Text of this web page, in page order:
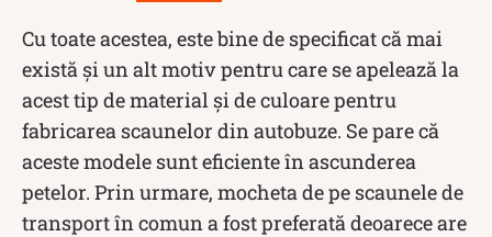
Cu toate acestea, este bine de specificat că mai
există și un alt motiv pentru care se apelează la
acest tip de material și de culoare pentru
fabricarea scaunelor din autobuze. Se pare că
aceste modele sunt eficiente în ascunderea
petelor. Prin urmare, mocheta de pe scaunele de
transport în comun a fost preferată deoarece are